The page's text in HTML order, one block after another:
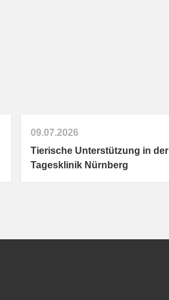
09.07.2026
Tierische Unterstützung in der
Tagesklinik Nürnberg